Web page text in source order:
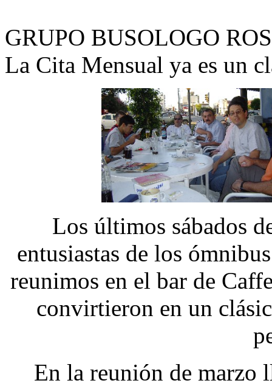
GRUPO BUSOLOGO
La Cita Mensual ya es un
Los últimos sábados
entusiastas de los
reunimos en el bar de
convirtieron en un
En la reunión de marzo